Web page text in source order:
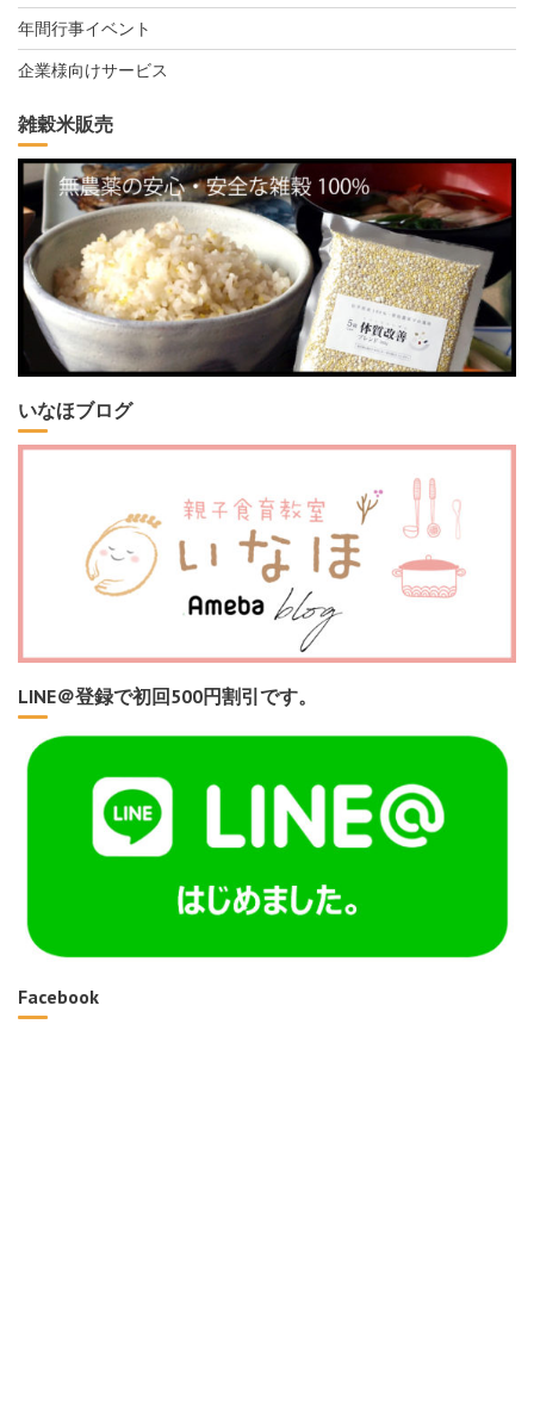
年間行事イベント
企業様向けサービス
雑穀米販売
いなほブログ
LINE＠登録で初回500円割引です。
Facebook